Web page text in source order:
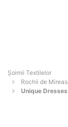
Șoimii Textilelor
Rochii de
Unique Dresses